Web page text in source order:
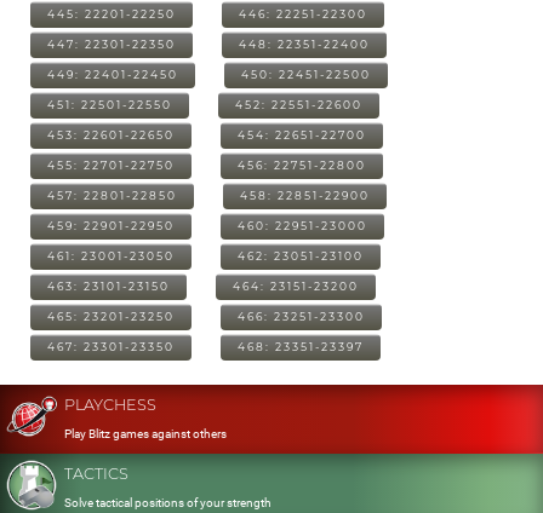
445: 22201-22250 446: 22251-22300
447: 22301-22350 448: 22351-22400
449: 22401-22450 450: 22451-22500
451: 22501-22550 452: 22551-22600
453: 22601-22650 454: 22651-22700
455: 22701-22750 456: 22751-22800
457: 22801-22850 458: 22851-22900
459: 22901-22950 460: 22951-23000
461: 23001-23050 462: 23051-23100
463: 23101-23150 464: 23151-23200
465: 23201-23250 466: 23251-23300
467: 23301-23350 468: 23351-23397
PLAYCHESS
Play Blitz games against others
TACTICS
Solve tactical positions of your strength